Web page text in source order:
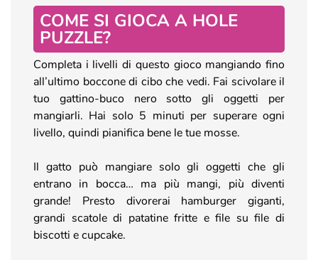
COME SI GIOCA A HOLE
PUZZLE?
Completa i livelli di questo gioco mangiando fino
all’ultimo boccone di cibo che vedi. Fai scivolare il
tuo gattino-buco nero sotto gli oggetti per
mangiarli. Hai solo 5 minuti per superare ogni
livello, quindi pianifica bene le tue mosse.
Il gatto può mangiare solo gli oggetti che gli
entrano in bocca… ma più mangi, più diventi
grande! Presto divorerai hamburger giganti,
grandi scatole di patatine fritte e file su file di
biscotti e cupcake.